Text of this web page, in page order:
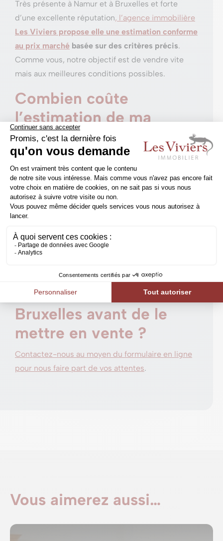
Très présente à Namur et à Bruxelles et forte
d’une excellente réputation, l’agence immobilière
Les Viviers propose elle une estimation conforme
au prix marché basée sur des critères précis.
Comme vous, notre objectif est de vendre vite
mais aux meilleures conditions possibles.
Combien coûte
l’estimation de ma
maison à Namur ou à
Bruxelles ?
Chez Les Viviers,les expertisesde biens
immobilierssont gratuites et sans engagement. Il
convient toujours de bien se renseigner en la
matière auprès de votre prestataire avant toute
expertise.
Souhaitez-vous faire
expertiser votre bien à
Namur ou à
Bruxelles avant de le
mettre en vente ?
Contactez-nous au moyen du formulaire en ligne
pour nous faire part de vos attentes.
Vous aimerez aussi…